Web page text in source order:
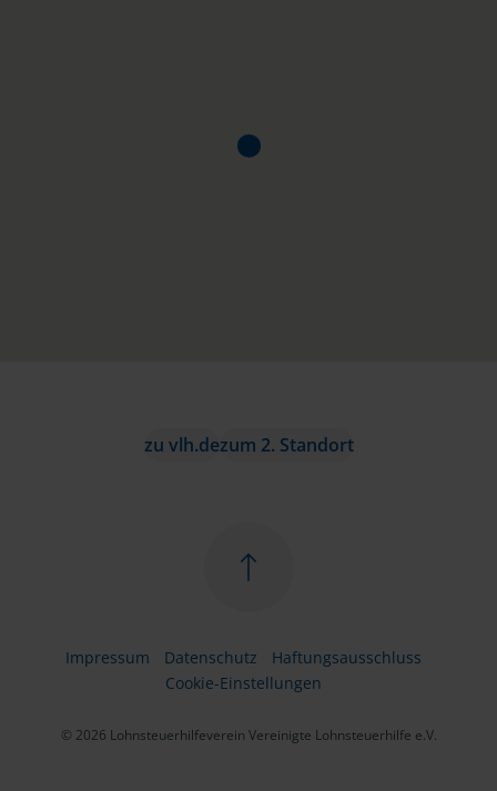
zu vlh.dezum 2. Standort
Impressum Datenschutz
Haftungsausschluss
Cookie-Einstellungen
© 2026 Lohnsteuerhilfeverein Vereinigte Lohnsteuerhilfe e.V.